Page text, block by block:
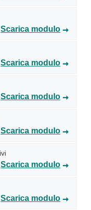
Scarica modulo
Scarica modulo
Scarica modulo
Scarica modulo
Scarica modulo
Scarica modulo